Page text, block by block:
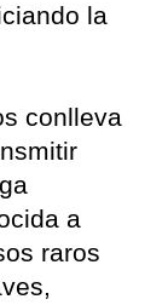
la
conlleva
a
raros